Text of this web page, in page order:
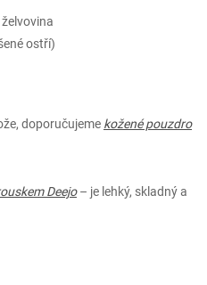
ostří)
doporučujeme kožené pouzdro
Deejo– je lehký, skladný a